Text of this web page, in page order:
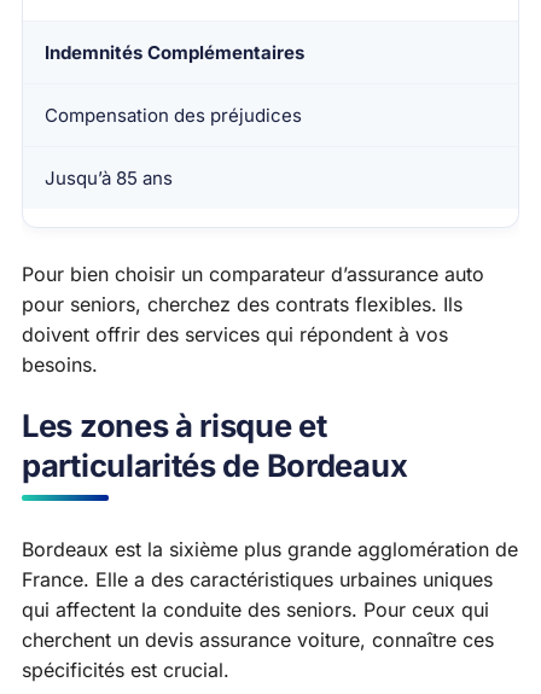
Indemnités Complémentaires
Compensation des préjudices
Jusqu’à 85 ans
Pour bien choisir un comparateur d’assurance auto
pour seniors, cherchez des contrats flexibles. Ils
doivent offrir des services qui répondent à vos
besoins.
Les zones à risque et
particularités de Bordeaux
Bordeaux est la sixième plus grande agglomération de
France. Elle a des caractéristiques urbaines uniques
qui affectent la conduite des seniors. Pour ceux qui
cherchent un devis assurance voiture, connaître ces
spécificités est crucial.